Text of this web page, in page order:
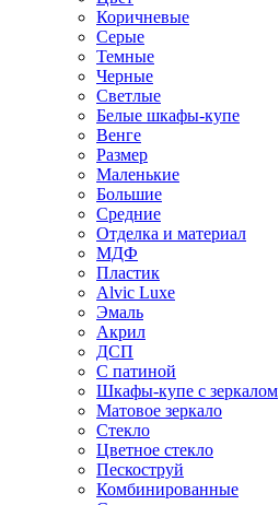
Коричневые
Серые
Темные
Черные
Светлые
Белые шкафы-купе
Венге
Размер
Маленькие
Большие
Средние
Отделка и материал
МДФ
Пластик
Alvic Luxe
Эмаль
Акрил
ДСП
С патиной
Шкафы-купе с зеркалом
Матовое зеркало
Стекло
Цветное стекло
Пескоструй
Комбинированные